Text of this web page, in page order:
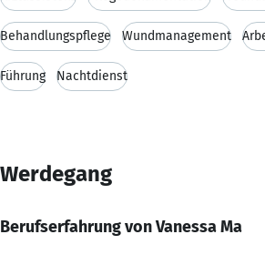
Behandlungspflege Wundmanagement
Führung Nachtdienst
Werdegang
Berufserfahrung von Vanessa Ma